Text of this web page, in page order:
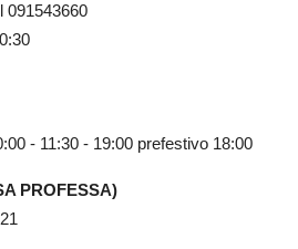
091543660
- 11:30 - 19:00 prefestivo 18:00
PROFESSA)